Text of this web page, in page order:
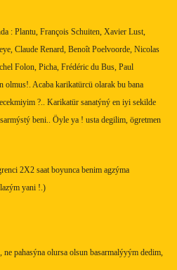
: Plantu, François Schuiten, Xavier Lust,
Claude Renard, Benoît Poelvoorde, Nicolas
Folon, Picha, Frédéric du Bus, Paul
olmus!. Acaba karikatürcü olarak bu bana
?.. Karikatür sanatýný en iyi sekilde
stý beni.. Öyle ya ! usta degilim, ögretmen
2X2 saat boyunca benim agzýma
yani !.)
, ne pahasýna olursa olsun basarmalýyým dedim,